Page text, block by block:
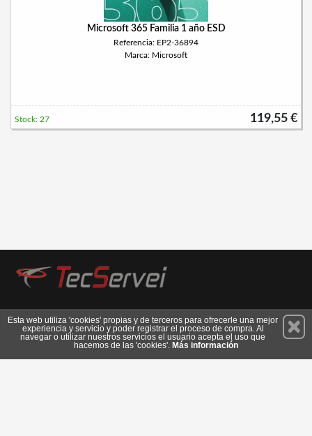
Microsoft 365 Familia 1 año ESD
Referencia: EP2-36894
Marca: Microsoft
119,55 €
Stock: 27
Suscríbete
Esta web utiliza 'cookies' propias y de terceros para ofrecerle una mejor
experiencia y servicio y poder registrar el proceso de compra. Al
navegar o utilizar nuestros servicios el usuario acepta el uso que
hacemos de las 'cookies'. Más información